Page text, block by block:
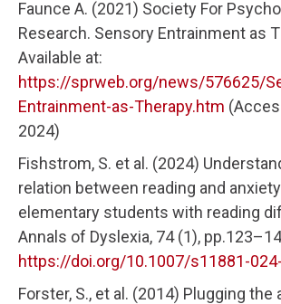
Faunce A. (2021) Society For
Research. Sensory Entrainment as
Available at:
https://sprweb.org/news/576625/
Entrainment-as-Therapy.htm
2024)
Fishstrom, S. et al. (2024)
relation between reading and
elementary students with reading
Annals of Dyslexia, 74 (1),
https://doi.org/10.1007/s11881-
Forster, S., et al. (2014) Plugging the